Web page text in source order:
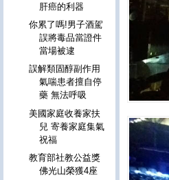
肝癌的利器
你累了嗎!男子酒駕
誤將毒品當證件
當場被逮
誤解類固醇副作用
氣喘患者擅自停
藥 無法呼吸
美國家庭收養家扶
兒 寄養家庭集氣
祝福
教育部社教公益獎
佛光山榮獲4座